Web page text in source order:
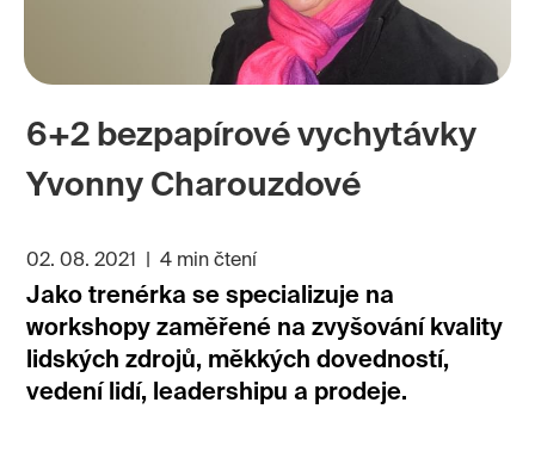
6+2 bezpapírové vychytávky
Yvonny Charouzdové
02. 08. 2021 4 min čtení
Jako trenérka se specializuje na
workshopy zaměřené na zvyšování kvality
lidských zdrojů, měkkých dovedností,
vedení lidí, leadershipu a prodeje.